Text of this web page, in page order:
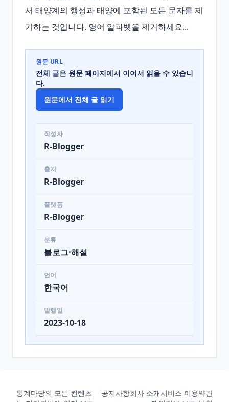
서 태양계의 행성과 태양에 포함된 모든 문자를 제
거하는 것입니다. 영어 알파벳을 제거하세요...
원문 URL
전체 글은 원문 페이지에서 이어서 읽을 수 있습니
다.
원문에서 전체 글 읽기
작성자
R-Blogger
출처
R-Blogger
플랫폼
R-Blogger
분류
블로그·해설
언어
한국어
발행일
2023-10-18
통계마당의 모든 컨텐츠
공지사항회사 소개서비스 이용약관